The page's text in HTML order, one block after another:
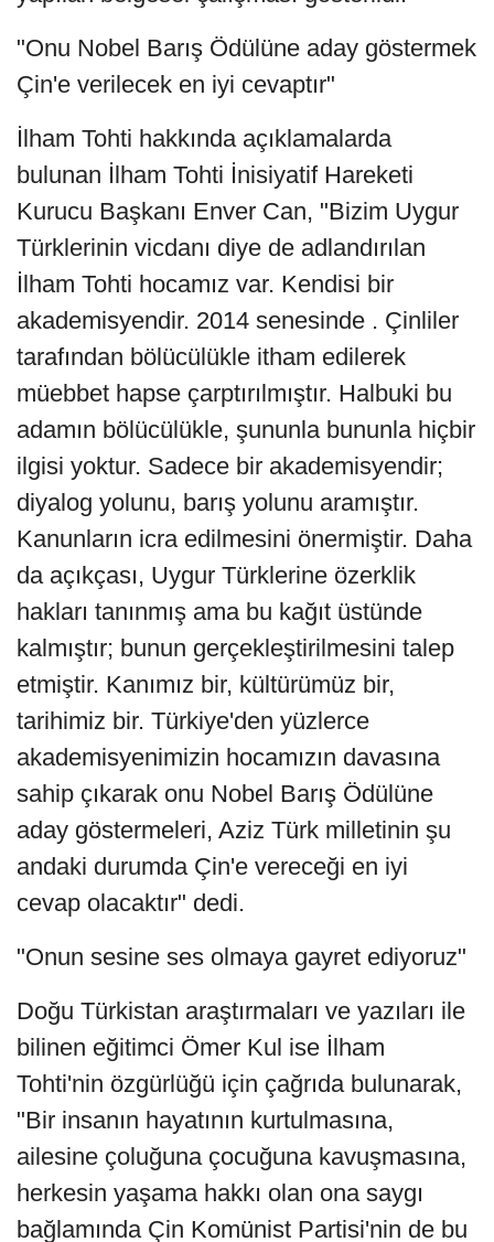
"Onu Nobel Barış Ödülüne aday göstermek
Çin'e verilecek en iyi cevaptır"
İlham Tohti hakkında açıklamalarda
bulunan İlham Tohti İnisiyatif Hareketi
Kurucu Başkanı Enver Can, "Bizim Uygur
Türklerinin vicdanı diye de adlandırılan
İlham Tohti hocamız var. Kendisi bir
akademisyendir. 2014 senesinde . Çinliler
tarafından bölücülükle itham edilerek
müebbet hapse çarptırılmıştır. Halbuki bu
adamın bölücülükle, şununla bununla hiçbir
ilgisi yoktur. Sadece bir akademisyendir;
diyalog yolunu, barış yolunu aramıştır.
Kanunların icra edilmesini önermiştir. Daha
da açıkçası, Uygur Türklerine özerklik
hakları tanınmış ama bu kağıt üstünde
kalmıştır; bunun gerçekleştirilmesini talep
etmiştir. Kanımız bir, kültürümüz bir,
tarihimiz bir. Türkiye'den yüzlerce
akademisyenimizin hocamızın davasına
sahip çıkarak onu Nobel Barış Ödülüne
aday göstermeleri, Aziz Türk milletinin şu
andaki durumda Çin'e vereceği en iyi
cevap olacaktır" dedi.
"Onun sesine ses olmaya gayret ediyoruz"
Doğu Türkistan araştırmaları ve yazıları ile
bilinen eğitimci Ömer Kul ise İlham
Tohti'nin özgürlüğü için çağrıda bulunarak,
"Bir insanın hayatının kurtulmasına,
ailesine çoluğuna çocuğuna kavuşmasına,
herkesin yaşama hakkı olan ona saygı
bağlamında Çin Komünist Partisi'nin de bu